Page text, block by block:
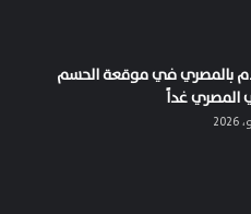
بالمصري في موقعة الحسم
المصري غداً